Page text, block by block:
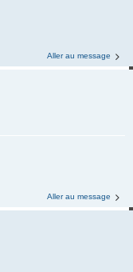
Aller au message
Aller au message